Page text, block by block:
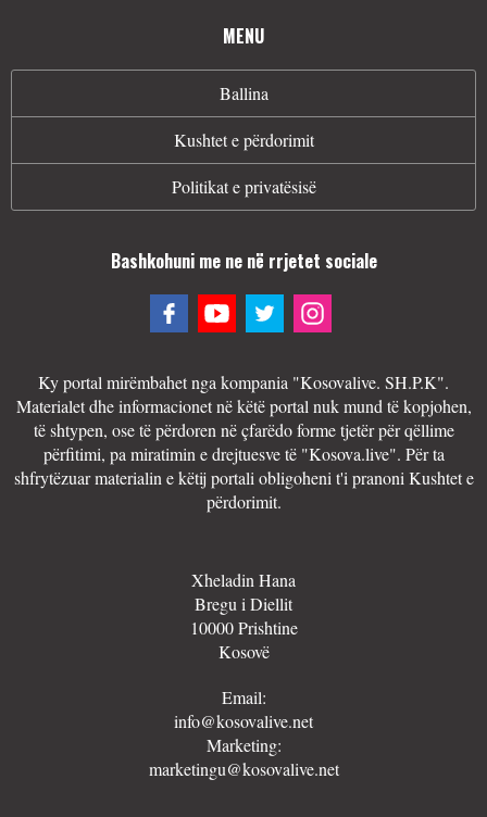
MENU
Ballina
Kushtet e përdorimit
Politikat e privatësisë
Bashkohuni me ne në rrjetet sociale
Ky portal mirëmbahet nga kompania "Kosovalive. SH.P.K".
Materialet dhe informacionet në këtë portal nuk mund të kopjohen,
të shtypen, ose të përdoren në çfarëdo forme tjetër për qëllime
përfitimi, pa miratimin e drejtuesve të "Kosova.live". Për ta
shfrytëzuar materialin e këtij portali obligoheni t'i pranoni Kushtet e
përdorimit.
Xheladin Hana
Bregu i Diellit
10000 Prishtine
Kosovë
Email:
info@kosovalive.net
Marketing:
marketingu@kosovalive.net